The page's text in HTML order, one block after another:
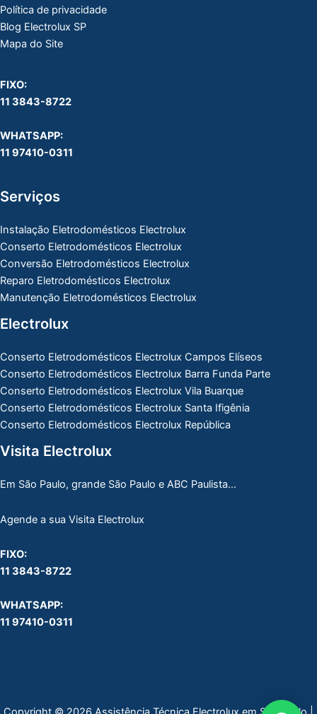
Política de privacidade
Blog Electrolux SP
Mapa do Site
FIXO:
11 3843-8722
WHATSAPP:
11 97410-0311
Serviços
Instalação Eletrodomésticos Electrolux
Conserto Eletrodomésticos Electrolux
Conversão Eletrodomésticos Electrolux
Reparo Eletrodomésticos Electrolux
Manutenção Eletrodomésticos Electrolux
Electrolux
Conserto Eletrodomésticos Electrolux Campos Elíseos
Conserto Eletrodomésticos Electrolux Barra Funda Parte
Conserto Eletrodomésticos Electrolux Vila Buarque
Conserto Eletrodomésticos Electrolux Santa Ifigênia
Conserto Eletrodomésticos Electrolux República
Visita Electrolux
Em São Paulo, grande São Paulo e ABC Paulista…
Agende a sua Visita Electrolux
FIXO:
11 3843-8722
WHATSAPP:
11 97410-0311